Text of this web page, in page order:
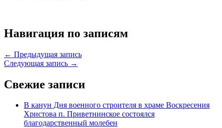
Навигация по записям
← Предыдущая запись
Следующая запись →
Свежие записи
В канун Дня военного строителя в храме Воскресения
Христова п. Приветнинское состоялся
благодарственный молебен